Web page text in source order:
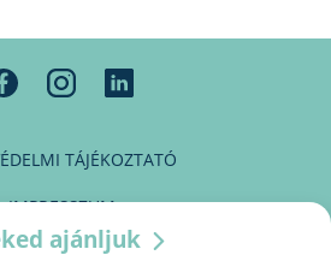
TÁJÉKOZTATÓ
IMPRESSZUM
ajánljuk